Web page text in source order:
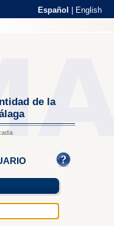
Español English
de la